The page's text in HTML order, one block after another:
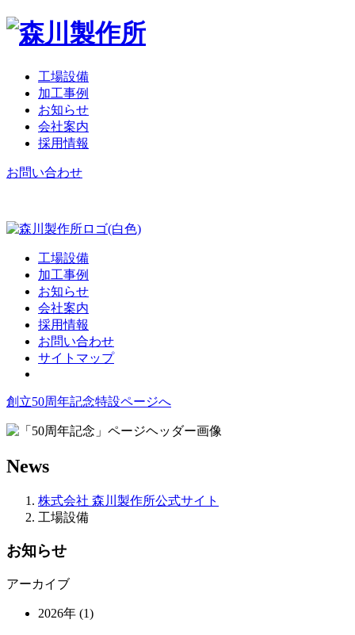
工場設備
加工事例
お知らせ
会社案内
採用情報
お問い合わせ
工場設備
加工事例
お知らせ
会社案内
採用情報
お問い合わせ
サイトマップ
創立50周年記念特設ページへ
News
株式会社 森川製作所公式サイト
工場設備
お知らせ
アーカイブ
2026年 (1)